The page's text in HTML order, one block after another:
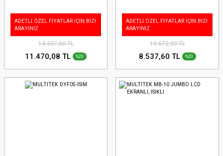
ADETLİ ÖZEL FİYATLAR İÇİN BİZİ
ARAYINIZ
14.337,60 TL
11.470,08 TL %20
ADETLİ ÖZEL FİYATLAR İÇİN BİZİ
ARAYINIZ
10.672,00 TL
8.537,60 TL %20